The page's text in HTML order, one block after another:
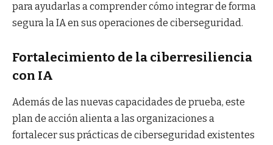
para ayudarlas a comprender cómo integrar de forma
segura la IA en sus operaciones de ciberseguridad.
Fortalecimiento de la ciberresiliencia
con IA
Además de las nuevas capacidades de prueba, este
plan de acción alienta a las organizaciones a
fortalecer sus prácticas de ciberseguridad existentes